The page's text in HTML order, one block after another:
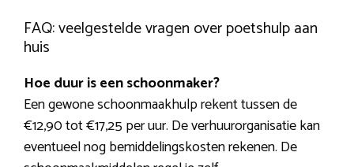
FAQ: veelgestelde vragen over poetshulp aan
huis
Hoe duur is een schoonmaker?
Een gewone schoonmaakhulp rekent tussen de
€12,90 tot €17,25 per uur. De verhuurorganisatie kan
eventueel nog bemiddelingskosten rekenen. De